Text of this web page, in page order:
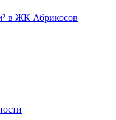
в ЖК Абрикосов